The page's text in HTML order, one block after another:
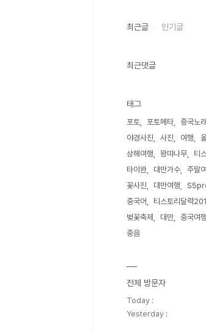
최근글 인기글
최근댓글
태그
포토 포토메타 중국노래
야경사진
사진 여행
상해여행
왕따나무 티
타이완
대만가수 주말
꽃사진
대만여행
중국어
티스토리달력
벚꽃축제
대만 중국여행
중음
전체 방문자
Today :
Yesterday :